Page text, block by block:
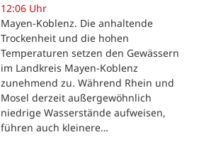
12:06 Uhr
Mayen-Koblenz. Die anhaltende
Trockenheit und die hohen
Temperaturen setzen den Gewässern
im Landkreis Mayen-Koblenz
zunehmend zu. Während Rhein und
Mosel derzeit außergewöhnlich
niedrige Wasserstände aufweisen,
führen auch kleinere…